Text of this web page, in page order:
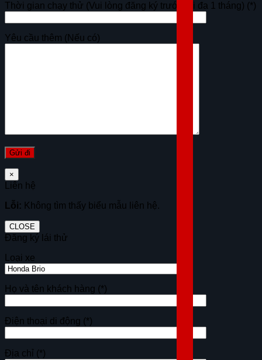
Thời gian chạy thử (Vui lòng đăng ký trước tối đa 1 tháng) (*)
Yêu cầu thêm (Nếu có)
×
Liên hệ
Lỗi: Không tìm thấy biểu mẫu liên hệ.
CLOSE
Đăng ký lái thử
Loại xe
Họ và tên khách hàng (*)
Điện thoại di động (*)
Địa chỉ (*)